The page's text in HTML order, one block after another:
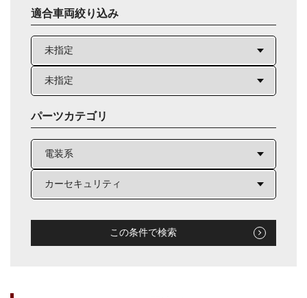
適合車両絞り込み
パーツカテゴリ
この条件で検索